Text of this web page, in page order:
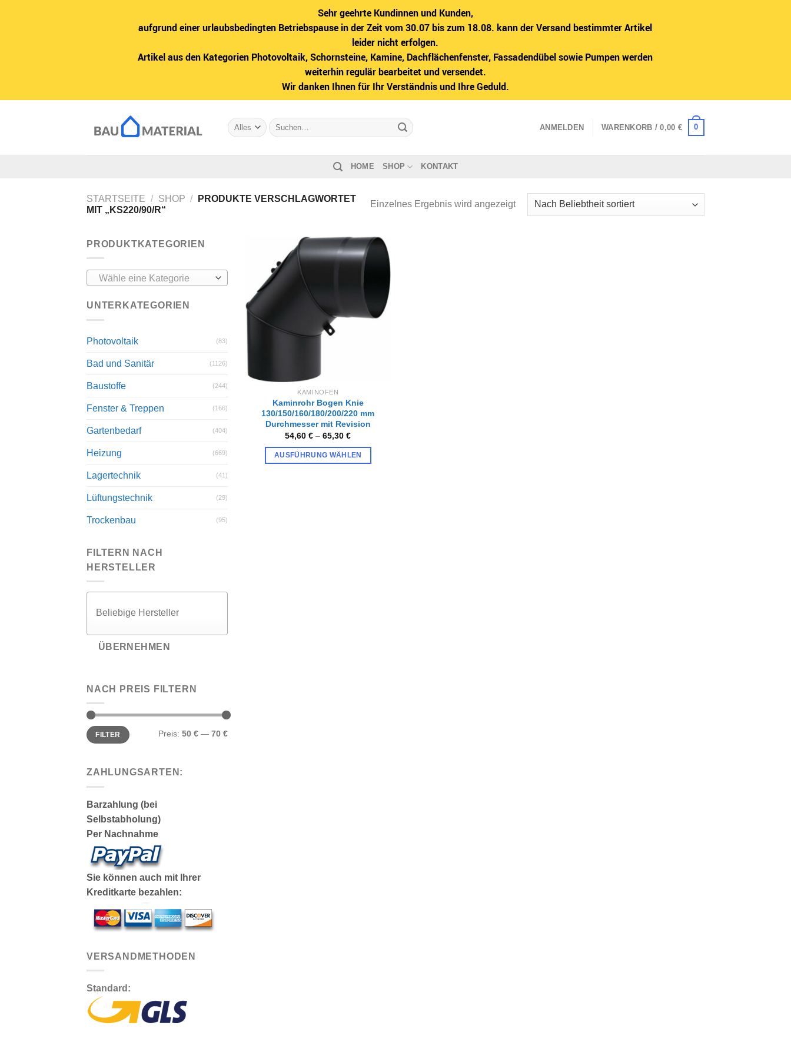
Sehr geehrte Kundinnen und Kunden,
aufgrund einer urlaubsbedingten Betriebspause in der Zeit vom 30.07 bis zum 18.08. kann der Versand bestimmter Artikel
leider nicht erfolgen.
Artikel aus den Kategorien Photovoltaik, Schornsteine, Kamine, Dachflächenfenster, Fassadendübel sowie Pumpen werden
weiterhin regulär bearbeitet und versendet.
Wir danken Ihnen für Ihr Verständnis und Ihre Geduld.
Suche
nach:
ANMELDEN WARENKORB /0,00 € 0
HOME SHOP KONTAKT
STARTSEITE / SHOP /
PRODUKTE VERSCHLAGWORTET
MIT „KS220/90/R“
Einzelnes Ergebnis wird angezeigt
PRODUKTKATEGORIEN
Wähle eine Kategorie
UNTERKATEGORIEN
Photovoltaik (83)
Bad und Sanitär (1126)
Baustoffe (244)
Fenster & Treppen (166)
Gartenbedarf (404)
Heizung (669)
Lagertechnik (41)
Lüftungstechnik (29)
Trockenbau (95)
FILTERN NACH
HERSTELLER
ÜBERNEHMEN
NACH PREIS FILTERN
Min.
Preis
Max.
PreisFILTER Preis: 50 € — 70 €
ZAHLUNGSARTEN:
Barzahlung (bei
Selbstabholung)
Per Nachnahme
Sie können auch mit Ihrer
Kreditkarte bezahlen:
VERSANDMETHODEN
Standard:
Zur
KAMINOFEN
Kaminrohr Bogen Knie
130/150/160/180/200/220 mm
Durchmesser mit Revision
54,60€ –65,30€
AUSFÜHRUNG WÄHLEN